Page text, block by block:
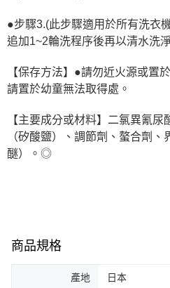
●步驟3.(此步驟適用於所有洗衣
追加1~2輪洗程序後再以清水洗
【保存方法】●請勿近火源或置
請置於幼童無法取得處。
【主要成分或材料】二氯異氰尿
（矽酸鹽）、調節劑、螯合劑
醚）。◎
商品規格
產地 日本